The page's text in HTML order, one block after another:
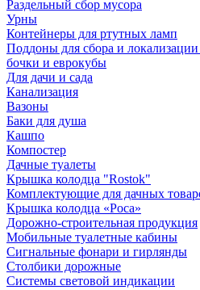
Раздельный сбор мусора
Урны
Контейнеры для ртутных ламп
Поддоны для сбора и
бочки и еврокубы
Для дачи и сада
Канализация
Вазоны
Баки для душа
Кашпо
Компостер
Дачные туалеты
Крышка колодца "Rostok"
Комплектующие для дачных
Крышка колодца «Роса»
Дорожно-строительная продукция
Мобильные туалетные кабины
Сигнальные фонари и гирлянды
Столбики дорожные
Системы световой индикации